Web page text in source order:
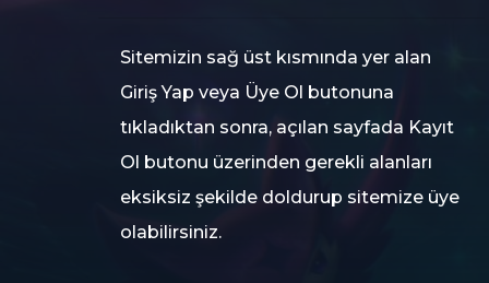
Sitemizin sağ üst kısmında yer alan
Giriş Yap veya Üye Ol butonuna
tıkladıktan sonra, açılan sayfada Kayıt
Ol butonu üzerinden gerekli alanları
eksiksiz şekilde doldurup sitemize üye
olabilirsiniz.